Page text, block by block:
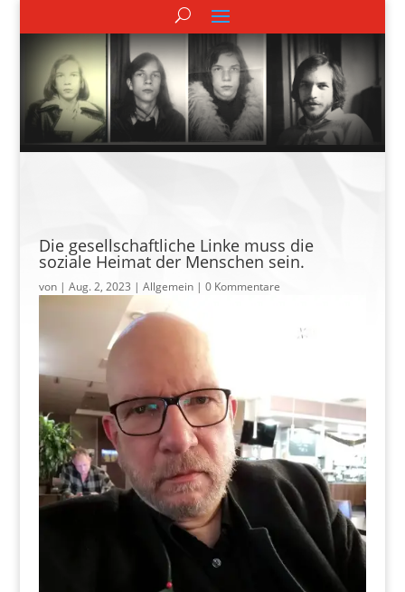
Die gesellschaftliche Linke muss die
soziale Heimat der Menschen sein.
von | Aug. 2, 2023 | Allgemein | 0 Kommentare